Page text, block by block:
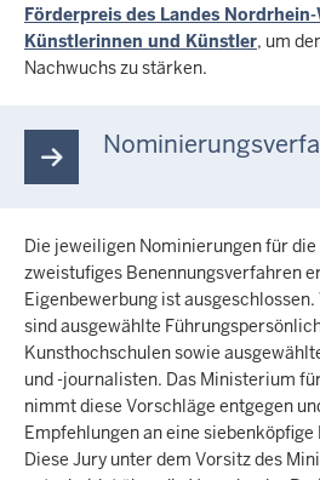
Förderpreis des Landes
Künstlerinnen und Künstler, um
Nachwuchs zu stärken.
Die jeweiligen Nominierungen für
zweistufiges Benennungsverfahren
Eigenbewerbung ist
sind ausgewählte
Kunsthochschulen sowie
und -journalisten. Das Ministerium
nimmt diese Vorschläge entgegen
Empfehlungen an eine
Diese Jury unter dem Vorsitz des